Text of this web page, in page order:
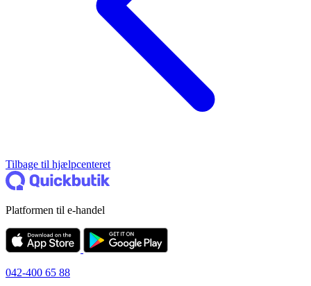
Tilbage til hjælpcenteret
Platformen til e-handel
042-400 65 88